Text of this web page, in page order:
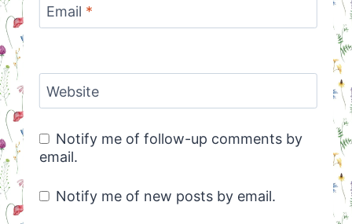
Email *
Website
Notify me of follow-up comments by
email.
Notify me of new posts by email.